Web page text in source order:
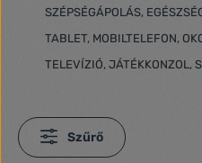
SZÉPSÉGÁPOLÁS,
TABLET, MOBILTELEFON,
TELEVÍZIÓ, JÁTÉKKONZOL,
Szűrő